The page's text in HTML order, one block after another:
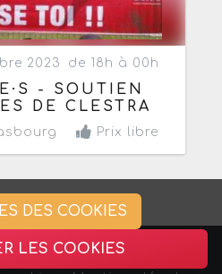
2023 de 18h à 00h
- SOUTIEN
DE CLESTRA
Prix libre
DES COOKIES
LES COOKIES